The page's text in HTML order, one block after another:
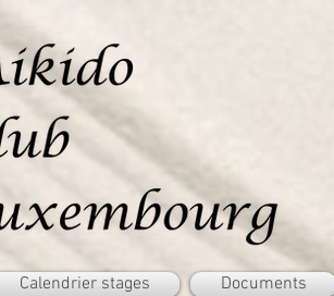
Calendrier stages Documents